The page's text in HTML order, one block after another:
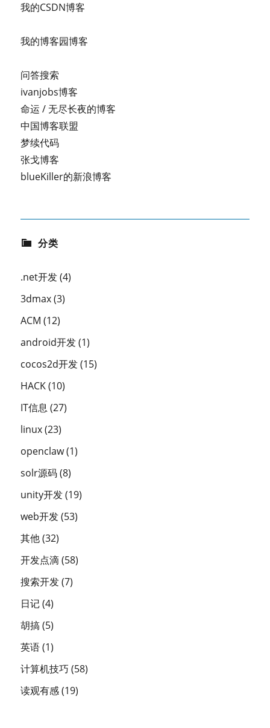
我的CSDN博客
我的博客园博客
问答搜索
ivanjobs博客
命运 / 无尽长夜的博客
中国博客联盟
梦续代码
张戈博客
blueKiller的新浪博客
分类
.net开发(4)
3dmax(3)
ACM (12)
android开发(1)
cocos2d开发(15)
HACK(10)
IT信息 (27)
linux(23)
openclaw(1)
solr源码(8)
unity开发(19)
web开发(53)
其他(32)
开发点滴(58)
搜索开发(7)
日记(4)
胡搞(5)
英语(1)
计算机技巧 (58)
读观有感(19)